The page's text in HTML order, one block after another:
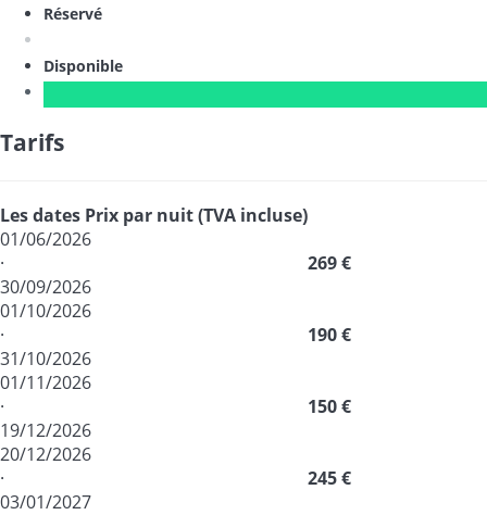
Réservé
Disponible
Tarifs
Les dates Prix par nuit (TVA incluse)
01/06/2026
·
30/09/2026
269 €
01/10/2026
·
31/10/2026
190 €
01/11/2026
·
19/12/2026
150 €
20/12/2026
·
03/01/2027
245 €